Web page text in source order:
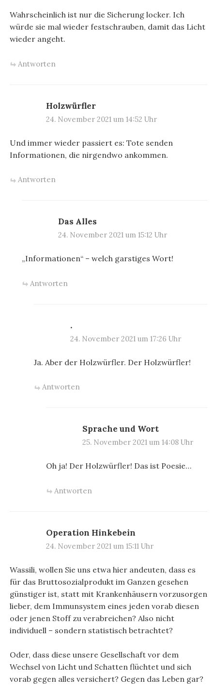
Wahrscheinlich ist nur die Sicherung locker. Ich
würde sie mal wieder festschrauben, damit das Licht
wieder angeht.
Antworten
Holzwürfler
24. November 2021 um 14:52 Uhr
Und immer wieder passiert es: Tote senden
Informationen, die nirgendwo ankommen.
Antworten
Das Alles
24. November 2021 um 15:12 Uhr
„Informationen“ – welch garstiges Wort!
Antworten
.
24. November 2021 um 17:26 Uhr
Ja. Aber der Holzwürfler. Der Holzwürfler!
Antworten
Sprache und Wort
25. November 2021 um 14:08 Uhr
Oh ja! Der Holzwürfler! Das ist Poesie…
Antworten
Operation Hinkebein
24. November 2021 um 15:11 Uhr
Wassili, wollen Sie uns etwa hier andeuten, dass es
für das Bruttosozialprodukt im Ganzen gesehen
günstiger ist, statt mit Krankenhäusern vorzusorgen
lieber, dem Immunsystem eines jeden vorab diesen
oder jenen Stoff zu verabreichen? Also nicht
individuell – sondern statistisch betrachtet?
Oder, dass diese unsere Gesellschaft vor dem
Wechsel von Licht und Schatten flüchtet und sich
vorab gegen alles versichert? Gegen das Leben gar?